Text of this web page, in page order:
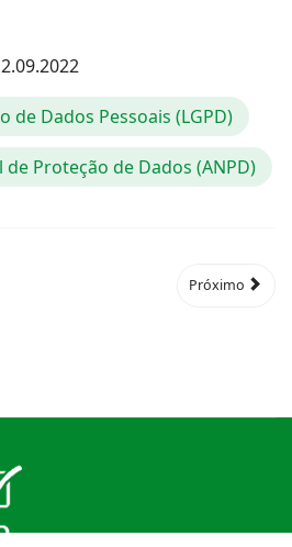
de Dados Pessoais (LGPD)
Proteção de Dados (ANPD)
Próximo